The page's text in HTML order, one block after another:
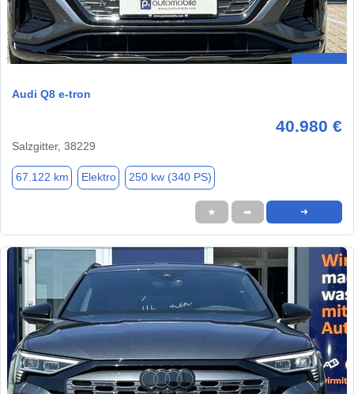
Audi Q8 e-tron
40.980 €
Salzgitter, 38229
67.122 km Elektro 250 kw (340 PS)
★ ➦ ➜